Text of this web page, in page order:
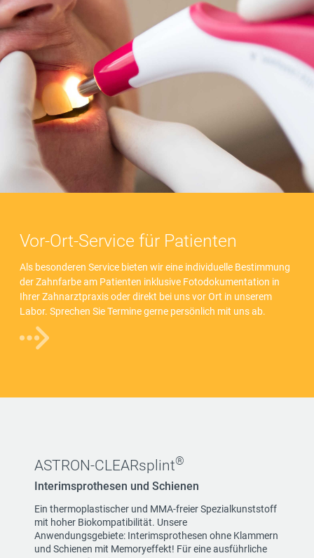
Vor-Ort-Service für Patienten
Als besonderen Service bieten wir eine individuelle Bestimmung
der Zahnfarbe am Patienten inklusive Fotodokumentation in
Ihrer Zahnarztpraxis oder direkt bei uns vor Ort in unserem
Labor. Sprechen Sie Termine gerne persönlich mit uns ab.
ASTRON-CLEARsplint®
Interimsprothesen und Schienen
Ein thermoplastischer und MMA-freier Spezialkunststoff
mit hoher Biokompatibilität. Unsere
Anwendungsgebiete: Interimsprothesen ohne Klammern
und Schienen mit Memoryeffekt! Für eine ausführliche